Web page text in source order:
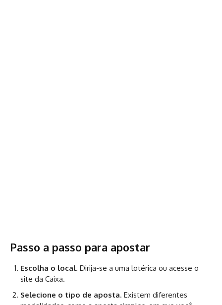
Passo a passo para apostar
Escolha o local. Dirija-se a uma lotérica ou acesse o
site da Caixa.
Selecione o tipo de aposta. Existem diferentes